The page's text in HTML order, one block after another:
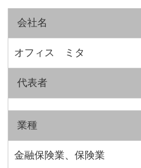
会社名
オフィス ミタ
代表者
業種
金融保険業、保険業